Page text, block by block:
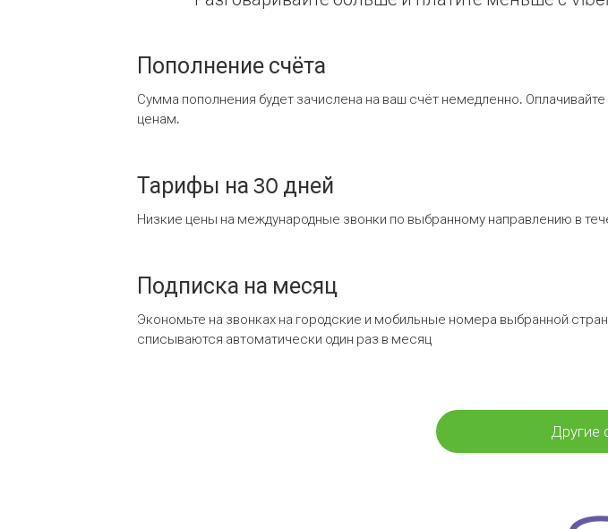
Пополнение счёта
Сумма пополнения будет зачислена на ваш счёт немедленно.
ценам.
Тарифы на 30 дней
Низкие цены на международные звонки по выбранному направлению в
Подписка на месяц
Экономьте на звонках на городские и мобильные номера выбранной
списываются автоматически один раз в месяц
Другие